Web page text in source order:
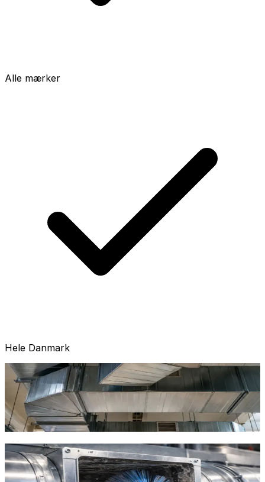
Alle mærker
Hele Danmark
Industrielle processer genererer støv, røg, dampe og
varme, der kræver effektiv ventilation. Vi projekterer og
installerer industrielle ventilationssystemer tilpasset jeres
specifikke processer og lovkrav.
Indhent tilbudRing70 60 30 04
Procesventilation og
punktudsugning